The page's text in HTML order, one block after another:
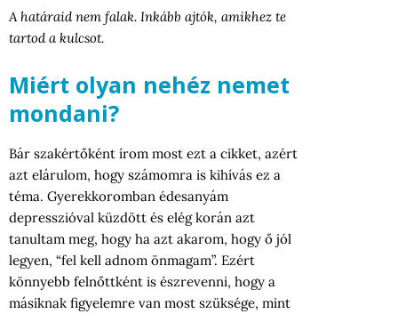
A határaid nem falak. Inkább ajtók, amikhez te
tartod a kulcsot.
Miért olyan nehéz nemet
mondani?
Bár szakértőként írom most ezt a cikket, azért
azt elárulom, hogy számomra is kihívás ez a
téma. Gyerekkoromban édesanyám
depresszióval küzdött és elég korán azt
tanultam meg, hogy ha azt akarom, hogy ő jól
legyen, “fel kell adnom önmagam”. Ezért
könnyebb felnőttként is észrevenni, hogy a
másiknak figyelemre van most szüksége, mint